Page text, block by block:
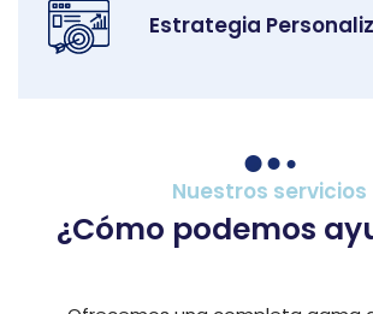
Estrategia
Nuestros servicios
¿Cómo podemos